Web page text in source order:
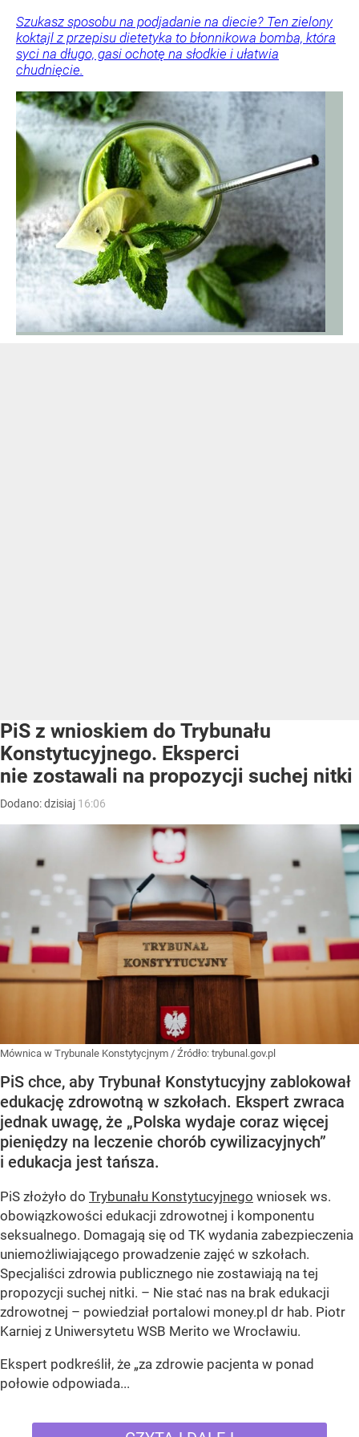
Szukasz sposobu na podjadanie na diecie? Ten zielony
koktajl z przepisu dietetyka to błonnikowa bomba, która
syci na długo, gasi ochotę na słodkie i ułatwia
chudnięcie.
PiS z wnioskiem do Trybunału
Konstytucyjnego. Eksperci
nie zostawali na propozycji suchej nitki
Dodano:dzisiaj 16:06
Mównica w Trybunale Konstytycjnym / Źródło: trybunal.gov.pl
PiS chce, aby Trybunał Konstytucyjny zablokował
edukację zdrowotną w szkołach. Ekspert zwraca
jednak uwagę, że „Polska wydaje coraz więcej
pieniędzy na leczenie chorób cywilizacyjnych”
i edukacja jest tańsza.
PiS złożyło do Trybunału Konstytucyjnego wniosek ws.
obowiązkowości edukacji zdrowotnej i komponentu
seksualnego. Domagają się od TK wydania zabezpieczenia
uniemożliwiającego prowadzenie zajęć w szkołach.
Specjaliści zdrowia publicznego nie zostawiają na tej
propozycji suchej nitki. – Nie stać nas na brak edukacji
zdrowotnej – powiedział portalowi money.pl dr hab. Piotr
Karniej z Uniwersytetu WSB Merito we Wrocławiu.
Ekspert podkreślił, że „za zdrowie pacjenta w ponad
połowie odpowiada...